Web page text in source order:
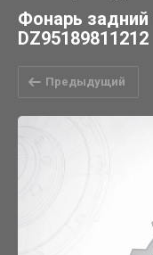
Фонарь задний
DZ95189811212
Предыдущий